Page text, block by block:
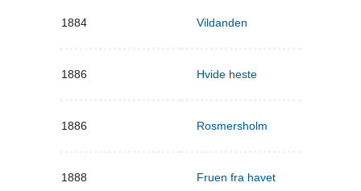
1884 Vildanden
1886 Hvide heste
1886 Rosmersholm
1888 Fruen fra havet